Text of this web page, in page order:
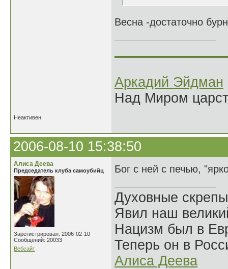
Весна -достаточно
Аркадий Эйдман
Над Миром
Неактивен
2006-08-10 15:38:50
Алиса Деева
Председатель клуба самоубийц
Зарегистрирован: 2006-02-10
Сообщений: 20033
Вебсайт
Бог с ней с печью,
Духовные
Явил наш
Нацизм был в
Теперь он в
Алиса Деева